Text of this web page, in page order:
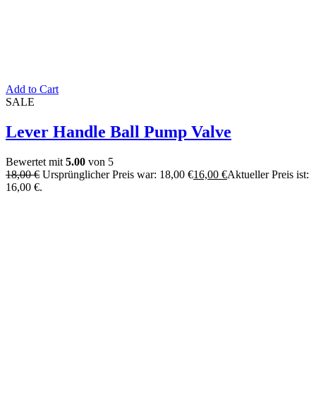
Add to Cart
SALE
Lever Handle Ball Pump Valve
Bewertet mit 5.00 von 5
18,00€ Ursprünglicher Preis war: 18,00 €16,00 €Aktueller Preis ist:
16,00 €.